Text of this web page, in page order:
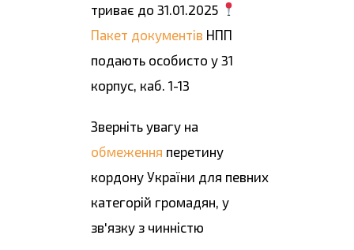
триває до 31.01.2025
Пакет документів НПП
подають особисто у 31
корпус, каб. 1-13
Зверніть увагу на
обмеження перетину
кордону України для певних
категорій громадян, у
зв'язку з чинністю